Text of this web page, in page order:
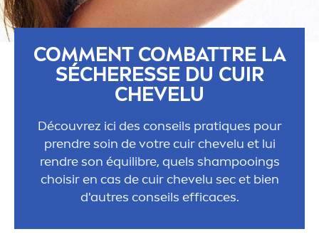
COMMENT COMBATTRE LA
SÉCHERESSE DU CUIR
CHEVELU
Découvrez ici des conseils pratiques pour
prendre soin de votre cuir chevelu et lui
rendre son équilibre, quels shampooings
choisir en cas de cuir chevelu sec et bien
d'autres conseils efficaces.